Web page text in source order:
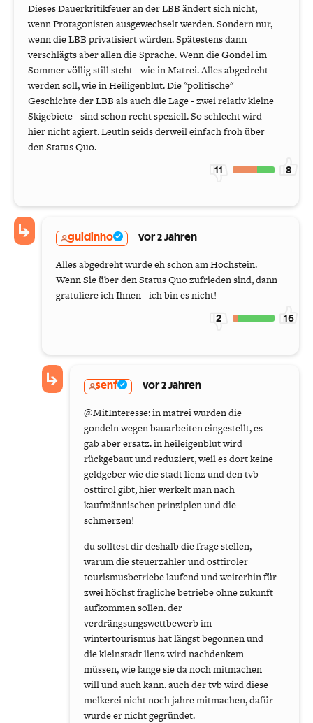
Dieses Dauerkritikfeuer an der LBB ändert sich nicht,
wenn Protagonisten ausgewechselt werden. Sondern nur,
wenn die LBB privatisiert würden. Spätestens dann
verschlägts aber allen die Sprache. Wenn die Gondel im
Sommer völlig still steht - wie in Matrei. Alles abgedreht
werden soll, wie in Heiligenblut. Die "politische"
Geschichte der LBB als auch die Lage - zwei relativ kleine
Skigebiete - sind schon recht speziell. So schlecht wird
hier nicht agiert. Leutln seids derweil einfach froh über
den Status Quo.
11 8
guidinho vor 2 Jahren
Alles abgedreht wurde eh schon am Hochstein.
Wenn Sie über den Status Quo zufrieden sind, dann
gratuliere ich Ihnen - ich bin es nicht!
2 16
senf vor 2 Jahren
@MitInteresse: in matrei wurden die
gondeln wegen bauarbeiten eingestellt, es
gab aber ersatz. in heileigenblut wird
rückgebaut und reduziert, weil es dort keine
geldgeber wie die stadt lienz und den tvb
osttirol gibt, hier werkelt man nach
kaufmännischen prinzipien und die
schmerzen!
du solltest dir deshalb die frage stellen,
warum die steuerzahler und osttiroler
tourismusbetriebe laufend und weiterhin für
zwei höchst fragliche betriebe ohne zukunft
aufkommen sollen. der
verdrängsungswettbewerb im
wintertourismus hat längst begonnen und
die kleinstadt lienz wird nachdenkem
müssen, wie lange sie da noch mitmachen
will und auch kann. auch der tvb wird diese
melkerei nicht noch jahre mitmachen, dafür
wurde er nicht gegründet.